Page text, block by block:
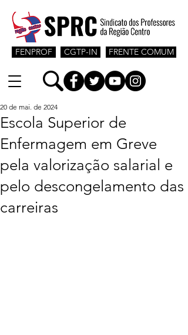
CGTP-IN
FENPROF FRENTE COMUM
Escola Superior de
Enfermagem em Greve
pela valorização salarial e
pelo descongelamento das
carreiras
20 de mai. de 2024